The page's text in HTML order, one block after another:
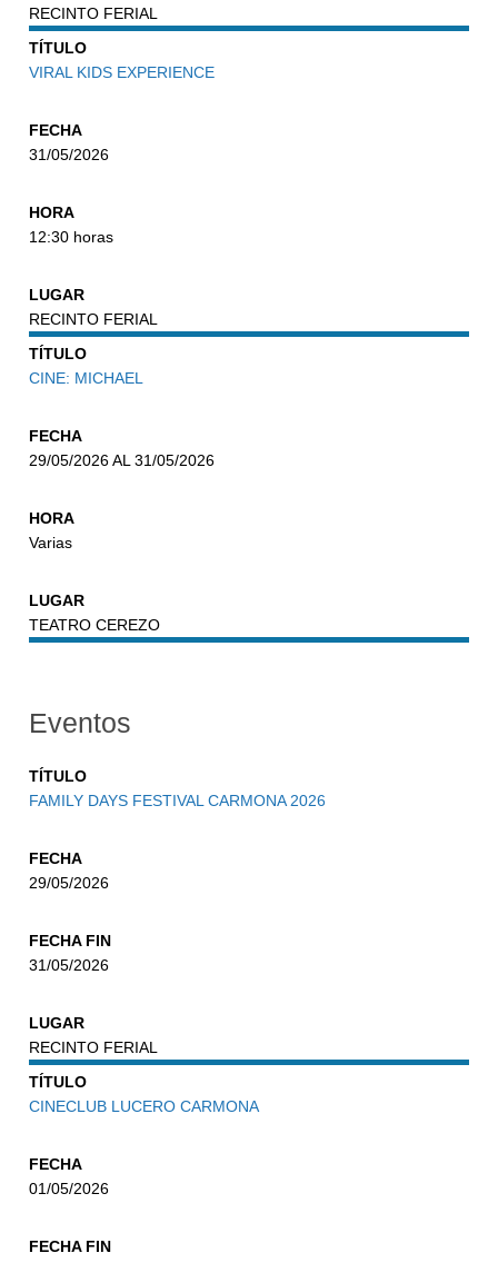
RECINTO FERIAL
TÍTULO
VIRAL KIDS EXPERIENCE
FECHA
31/05/2026
HORA
12:30 horas
LUGAR
RECINTO FERIAL
TÍTULO
CINE: MICHAEL
FECHA
29/05/2026 AL 31/05/2026
HORA
Varias
LUGAR
TEATRO CEREZO
Eventos
TÍTULO
FAMILY DAYS FESTIVAL CARMONA 2026
FECHA
29/05/2026
FECHA FIN
31/05/2026
LUGAR
RECINTO FERIAL
TÍTULO
CINECLUB LUCERO CARMONA
FECHA
01/05/2026
FECHA FIN